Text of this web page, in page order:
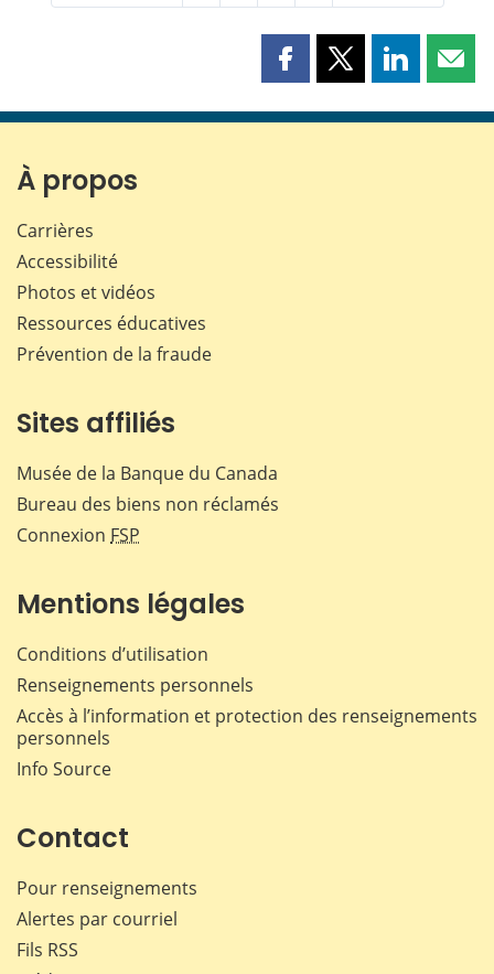
Partager
page
Partager
page
Partager
page page
À propos
Carrières
Accessibilité
Photos et vidéos
Ressources éducatives
Prévention de la fraude
Sites affiliés
Musée de la Banque du Canada
Bureau des biens non réclamés
Connexion FSP
Mentions légales
Conditions d’utilisation
Renseignements personnels
Accès à l’information et protection des renseignements
personnels
Info Source
Contact
Pour renseignements
Alertes par courriel
Fils RSS